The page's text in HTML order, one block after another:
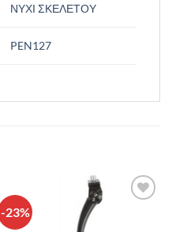
ΝΥΧΙ ΣΚΕΛΕΤΟΥ
PEN127
-23%